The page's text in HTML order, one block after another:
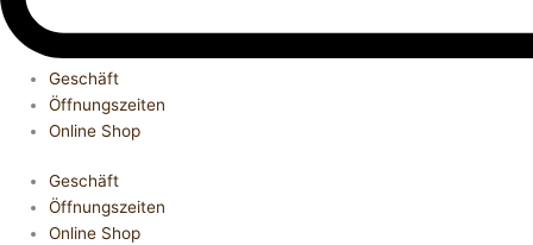
Geschäft
Öffnungszeiten
Online Shop
Geschäft
Öffnungszeiten
Online Shop